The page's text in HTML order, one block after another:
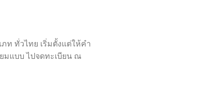
ท ทั่วไทย เริ่มตั้งแต่ให้คำ
มแบบ ไปจดทะเบียน ณ